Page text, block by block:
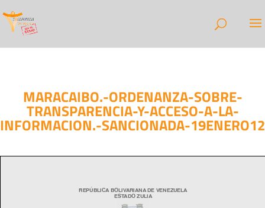
MARACAIBO.-ORDENANZA-SOBRE-
TRANSPARENCIA-Y-ACCESO-A-LA-
INFORMACION.-SANCIONADA-19ENERO12